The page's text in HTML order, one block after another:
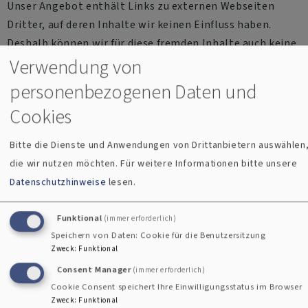
Unser Angebot enthält Links zu externen Webseiten
Dritter, auf deren Inhalte wir keinen Einfluss haben.
Deshalb können wir für diese fremden Inhalte auch keine
Gewähr übernehmen. Für die Inhalte der verlinkten
Seiten ist stets der jeweilige Anbieter oder Betreiber der
Seiten verantwortlich. Die verlinkten Seiten wurden zum
Zeitpunkt der Verlinkung auf mögliche Rechtsverstöße
der Verlinkung nicht erkennbar. Eine permanente
nicht zumutbar. Bei Bekanntwerden von
Rechtsverletzungen werden wir derartige Links
umgehend entfernen.
Urheberrecht
Verwendung von
personenbezogenen Daten und
Cookies
Bitte die Dienste und Anwendungen von Drittanbietern
die wir nutzen möchten.Für weitere Informationen bitte unsere
Datenschutzhinweise lesen.
Funktional (immer erforderlich)
Speichern von Daten: Cookie für die Benutzersitzung
Zweck: Funktional
Consent Manager (immer erforderlich)
Cookie Consent speichert Ihre Einwilligungsstatus im Browser
Zweck: Funktional